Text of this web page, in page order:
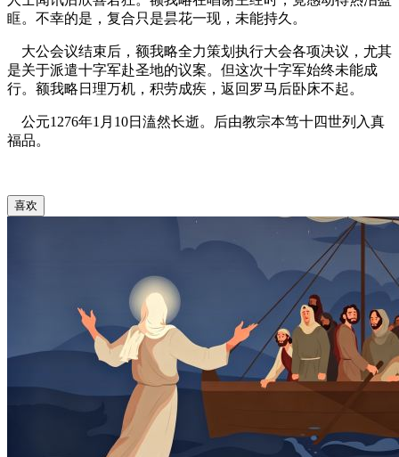
眶。不幸的是，复合只是昙花一现，未能持久。
大公会议结束后，额我略全力策划执行大会各项决议，尤其
是关于派遣十字军赴圣地的议案。但这次十字军始终未能成
行。额我略日理万机，积劳成疾，返回罗马后卧床不起。
公元1276年1月10日溘然长逝。后由教宗本笃十四世列入真
福品。
喜欢